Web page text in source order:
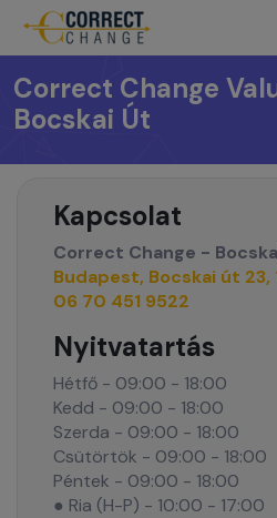
Correct Change
Bocskai Út
Kapcsolat
Correct Change -
Budapest, Bocskai út 23,
06 70 451 9522
Nyitvatartás
Hétfő - 09:00 - 18:00
Kedd - 09:00 - 18:00
Szerda - 09:00 - 18:00
Csütörtök - 09:00 - 18:00
Péntek - 09:00 - 18:00
● Ria (H-P) - 10:00 - 17:00